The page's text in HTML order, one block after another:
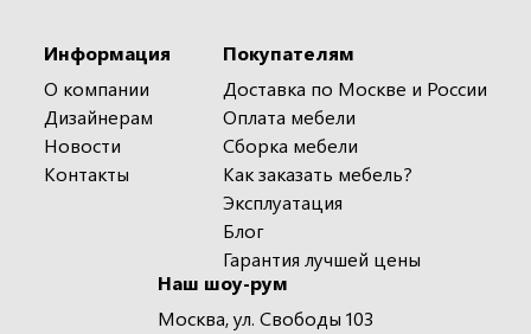
Информация
О компании
Дизайнерам
Новости
Контакты
Покупателям
Доставка по Москве и России
Оплата мебели
Сборка мебели
Как заказать мебель?
Эксплуатация
Блог
Гарантия лучшей цены
Наш шоу-рум
Москва, ул. Свободы 103